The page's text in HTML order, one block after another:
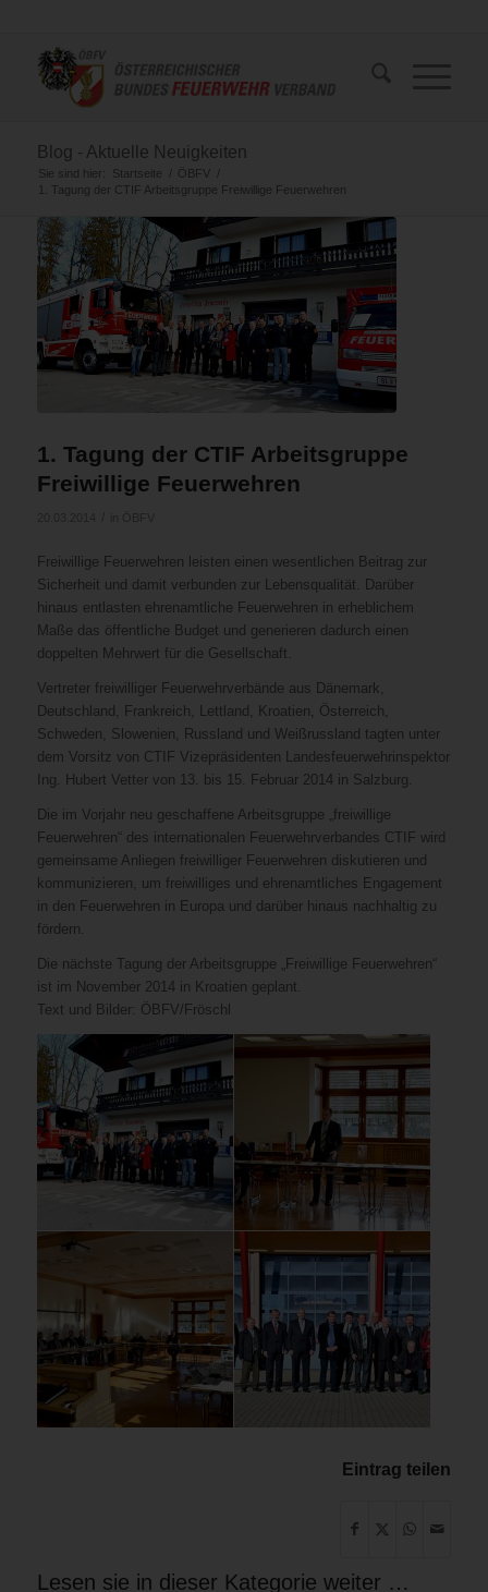
Blog - Aktuelle Neuigkeiten
Sie sind hier: Startseite / ÖBFV
/
1. Tagung der CTIF Arbeitsgruppe Freiwillige Feuerwehren
1. Tagung der CTIF Arbeitsgruppe
Freiwillige Feuerwehren
Freiwillige Feuerwehren leisten einen wesentlichen Beitrag zur
Sicherheit und damit verbunden zur Lebensqualität. Darüber
hinaus entlasten ehrenamtliche Feuerwehren in erheblichem
Maße das öffentliche Budget und generieren dadurch einen
doppelten Mehrwert für die Gesellschaft.
Vertreter freiwilliger Feuerwehrverbände aus Dänemark,
Deutschland, Frankreich, Lettland, Kroatien, Österreich,
Schweden, Slowenien, Russland und Weißrussland tagten unter
dem Vorsitz von CTIF Vizepräsidenten Landesfeuerwehrinspektor
Ing. Hubert Vetter von 13. bis 15. Februar 2014 in Salzburg.
Die im Vorjahr neu geschaffene Arbeitsgruppe „freiwillige
Feuerwehren“ des internationalen Feuerwehrverbandes CTIF wird
gemeinsame Anliegen freiwilliger Feuerwehren diskutieren und
kommunizieren, um freiwilliges und ehrenamtliches Engagement
in den Feuerwehren in Europa und darüber hinaus nachhaltig zu
fördern.
Die nächste Tagung der Arbeitsgruppe „Freiwillige Feuerwehren“
ist im November 2014 in Kroatien geplant.
Text und Bilder: ÖBFV/Fröschl
Eintrag teilen
Lesen sie in dieser Kategorie weiter …